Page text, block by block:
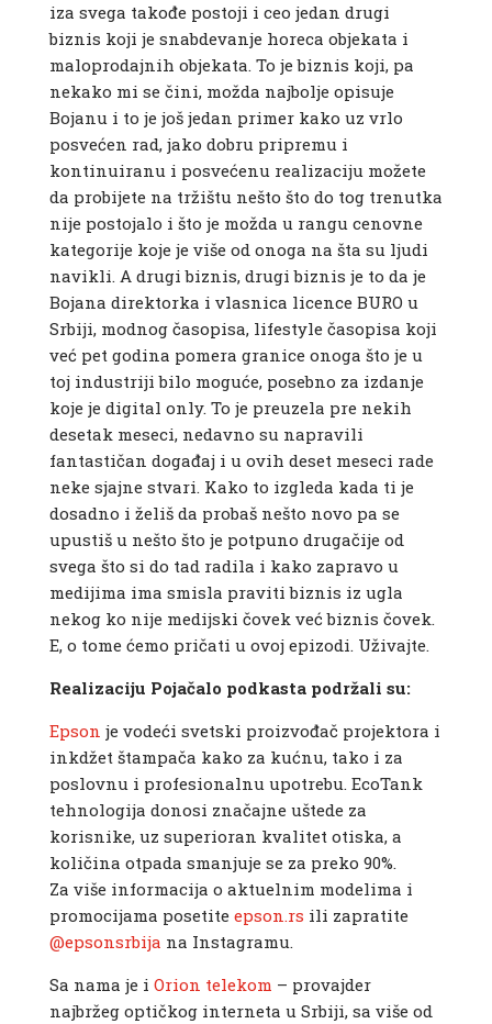
iza svega takođe postoji i ceo jedan drugi
biznis koji je snabdevanje horeca objekata i
maloprodajnih objekata. To je biznis koji, pa
nekako mi se čini, možda najbolje opisuje
Bojanu i to je još jedan primer kako uz vrlo
posvećen rad, jako dobru pripremu i
kontinuiranu i posvećenu realizaciju možete
da probijete na tržištu nešto što do tog trenutka
nije postojalo i što je možda u rangu cenovne
kategorije koje je više od onoga na šta su ljudi
navikli. A drugi biznis, drugi biznis je to da je
Bojana direktorka i vlasnica licence BURO u
Srbiji, modnog časopisa, lifestyle časopisa koji
već pet godina pomera granice onoga što je u
toj industriji bilo moguće, posebno za izdanje
koje je digital only. To je preuzela pre nekih
desetak meseci, nedavno su napravili
fantastičan događaj i u ovih deset meseci rade
neke sjajne stvari. Kako to izgleda kada ti je
dosadno i želiš da probaš nešto novo pa se
upustiš u nešto što je potpuno drugačije od
svega što si do tad radila i kako zapravo u
medijima ima smisla praviti biznis iz ugla
nekog ko nije medijski čovek već biznis čovek.
E, o tome ćemo pričati u ovoj epizodi. Uživajte.
Realizaciju Pojačalo podkasta podržali su:
Epson je vodeći svetski proizvođač projektora i
inkdžet štampača kako za kućnu, tako i za
poslovnu i profesionalnu upotrebu. EcoTank
tehnologija donosi značajne uštede za
korisnike, uz superioran kvalitet otiska, a
količina otpada smanjuje se za preko 90%.
Za više informacija o aktuelnim modelima i
promocijama posetite epson.rs ili zapratite
@epsonsrbija na Instagramu.
Sa nama je i Orion telekom – provajder
najbržeg optičkog interneta u Srbiji, sa više od